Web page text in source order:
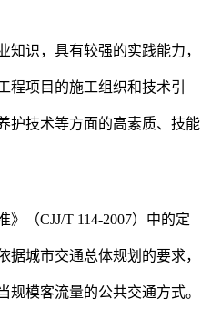
识，具有较强的实践能力，
程项目的施工组织和技术引
护技术等方面的高素质、技能
（CJJ/T 114-2007）中的定
城市交通总体规划的要求，
模客流量的公共交通方式。